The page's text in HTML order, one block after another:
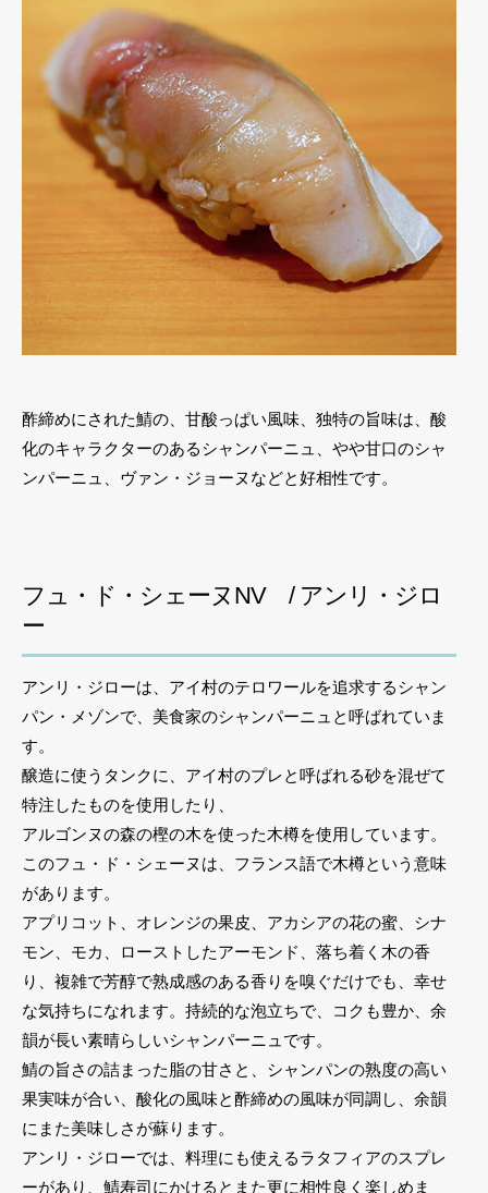
酢締めにされた鯖の、甘酸っぱい風味、独特の旨味は、酸
化のキャラクターのあるシャンパーニュ、やや甘口のシャ
ンパーニュ、ヴァン・ジョーヌなどと好相性です。
フュ・ド・シェーヌNV / アンリ・ジロ
ー
アンリ・ジローは、アイ村のテロワールを追求するシャン
パン・メゾンで、美食家のシャンパーニュと呼ばれていま
す。
醸造に使うタンクに、アイ村のプレと呼ばれる砂を混ぜて
特注したものを使用したり、
アルゴンヌの森の樫の木を使った木樽を使用しています。
このフュ・ド・シェーヌは、フランス語で木樽という意味
があります。
アプリコット、オレンジの果皮、アカシアの花の蜜、シナ
モン、モカ、ローストしたアーモンド、落ち着く木の香
り、複雑で芳醇で熟成感のある香りを嗅ぐだけでも、幸せ
な気持ちになれます。持続的な泡立ちで、コクも豊か、余
韻が長い素晴らしいシャンパーニュです。
鯖の旨さの詰まった脂の甘さと、シャンパンの熟度の高い
果実味が合い、酸化の風味と酢締めの風味が同調し、余韻
にまた美味しさが蘇ります。
アンリ・ジローでは、料理にも使えるラタフィアのスプレ
ーがあり、鯖寿司にかけるとまた更に相性良く楽しめま